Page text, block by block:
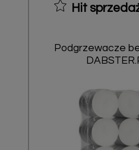
Hit
Podgrzewacze